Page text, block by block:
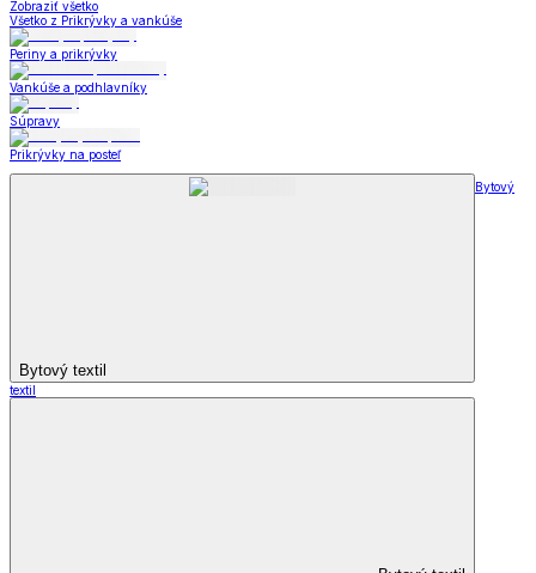
Zobraziť všetko
Všetko z Prikrývky a vankúše
Periny a prikrývky
Vankúše a podhlavníky
Súpravy
Prikrývky na posteľ
Bytový textil
Bytový
textil